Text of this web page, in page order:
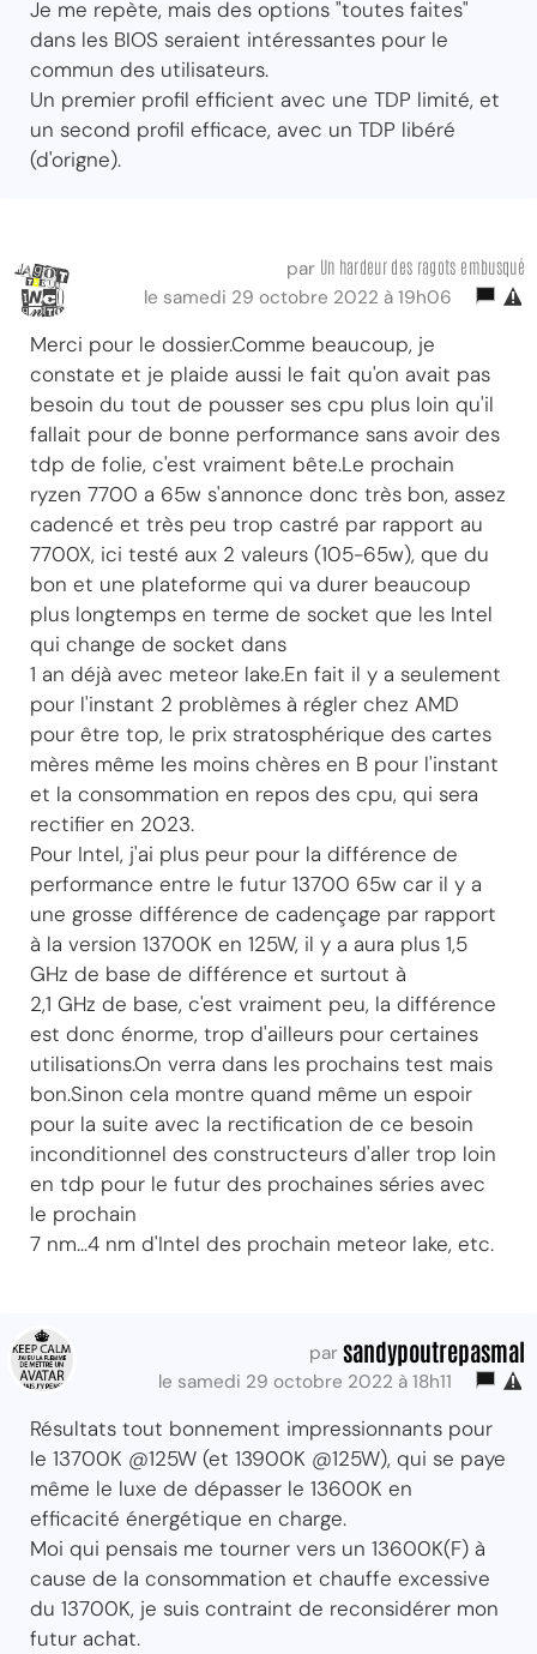
Je me repète, mais des options "toutes faites"
dans les BIOS seraient intéressantes pour le
commun des utilisateurs.
Un premier profil efficient avec une TDP limité, et
un second profil efficace, avec un TDP libéré
(d'origne).
par Un hardeur des ragots embusqué
le samedi 29 octobre 2022 à 19h06
Merci pour le dossier.Comme beaucoup, je
constate et je plaide aussi le fait qu'on avait pas
besoin du tout de pousser ses cpu plus loin qu'il
fallait pour de bonne performance sans avoir des
tdp de folie, c'est vraiment bête.Le prochain
ryzen 7700 a 65w s'annonce donc très bon, assez
cadencé et très peu trop castré par rapport au
7700X, ici testé aux 2 valeurs (105-65w), que du
bon et une plateforme qui va durer beaucoup
plus longtemps en terme de socket que les Intel
qui change de socket dans
1 an déjà avec meteor lake.En fait il y a seulement
pour l'instant 2 problèmes à régler chez AMD
pour être top, le prix stratosphérique des cartes
mères même les moins chères en B pour l'instant
et la consommation en repos des cpu, qui sera
rectifier en 2023.
Pour Intel, j'ai plus peur pour la différence de
performance entre le futur 13700 65w car il y a
une grosse différence de cadençage par rapport
à la version 13700K en 125W, il y a aura plus 1,5
GHz de base de différence et surtout à
2,1 GHz de base, c'est vraiment peu, la différence
est donc énorme, trop d'ailleurs pour certaines
utilisations.On verra dans les prochains test mais
bon.Sinon cela montre quand même un espoir
pour la suite avec la rectification de ce besoin
inconditionnel des constructeurs d'aller trop loin
en tdp pour le futur des prochaines séries avec
le prochain
7 nm...4 nm d'Intel des prochain meteor lake, etc.
par sandypoutrepasmal
le samedi 29 octobre 2022 à 18h11
Résultats tout bonnement impressionnants pour
le 13700K @125W (et 13900K @125W), qui se paye
même le luxe de dépasser le 13600K en
efficacité énergétique en charge.
Moi qui pensais me tourner vers un 13600K(F) à
cause de la consommation et chauffe excessive
du 13700K, je suis contraint de reconsidérer mon
futur achat.